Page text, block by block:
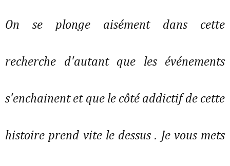
On se plonge aisément dans cette
recherche d'autant que les événements
s'enchainent et que le côté addictif de cette
histoire prend vite le dessus . Je vous mets